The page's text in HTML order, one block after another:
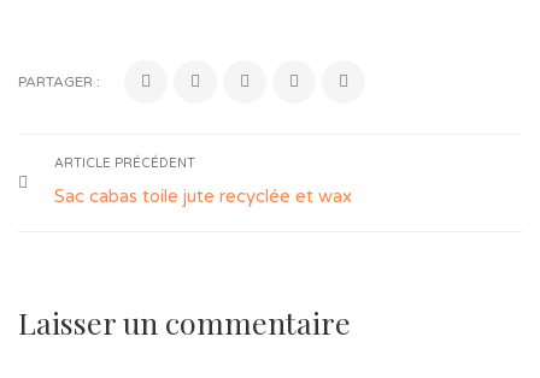
PARTAGER :
ARTICLE PRÉCÉDENT
Sac cabas toile jute recyclée et wax
Laisser un commentaire